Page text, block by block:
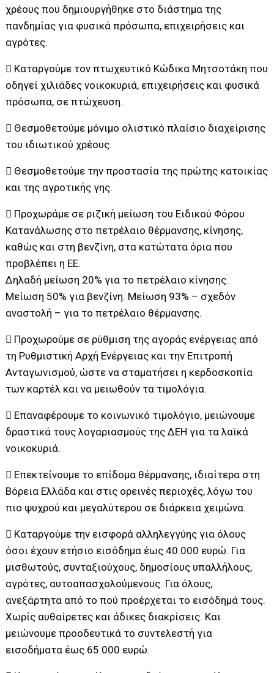
χρέους που δημιουργήθηκε στο διάστημα της
πανδημίας για φυσικά πρόσωπα, επιχειρήσεις και
αγρότες.
 Καταργούμε τον πτωχευτικό Κώδικα Μητσοτάκη που
οδηγεί χιλιάδες νοικοκυριά, επιχειρήσεις και φυσικά
πρόσωπα, σε πτώχευση.
 Θεσμοθετούμε μόνιμο ολιστικό πλαίσιο διαχείρισης
του ιδιωτικού χρέους.
 Θεσμοθετούμε την προστασία της πρώτης κατοικίας
και της αγροτικής γης.
 Προχωράμε σε ριζική μείωση του Ειδικού Φόρου
Κατανάλωσης στο πετρέλαιο θέρμανσης, κίνησης,
καθώς και στη βενζίνη, στα κατώτατα όρια που
προβλέπει η ΕΕ.
Δηλαδή μείωση 20% για το πετρέλαιο κίνησης.
Μείωση 50% για βενζίνη. Μείωση 93% – σχεδόν
αναστολή – για το πετρέλαιο θέρμανσης.
 Προχωρούμε σε ρύθμιση της αγοράς ενέργειας από
τη Ρυθμιστική Αρχή Ενέργειας και την Επιτροπή
Ανταγωνισμού, ώστε να σταματήσει η κερδοσκοπία
των καρτέλ και να μειωθούν τα τιμολόγια.
 Επαναφέρουμε το κοινωνικό τιμολόγιο, μειώνουμε
δραστικά τους λογαριασμούς της ΔΕΗ για τα λαϊκά
νοικοκυριά.
 Επεκτείνουμε το επίδομα θέρμανσης, ιδιαίτερα στη
Βόρεια Ελλάδα και στις ορεινές περιοχές, λόγω του
πιο ψυχρού και μεγαλύτερου σε διάρκεια χειμώνα.
 Καταργούμε την εισφορά αλληλεγγύης για όλους
όσοι έχουν ετήσιο εισόδημα έως 40.000 ευρώ. Για
μισθωτούς, συνταξιούχους, δημοσίους υπαλλήλους,
αγρότες, αυτοαπασχολούμενους. Για όλους,
ανεξάρτητα από το πού προέρχεται το εισόδημά τους.
Χωρίς αυθαίρετες και άδικες διακρίσεις. Και
μειώνουμε προοδευτικά το συντελεστή για
εισοδήματα έως 65.000 ευρώ.